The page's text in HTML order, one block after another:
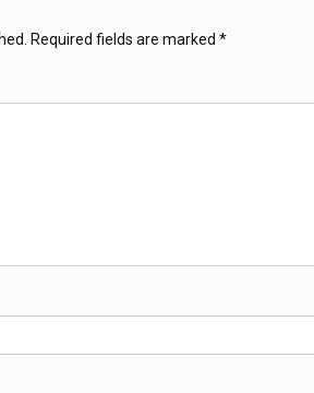
Required fields are marked *